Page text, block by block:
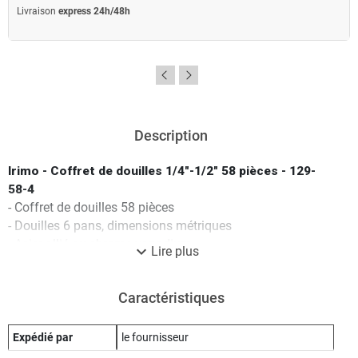
Livraison express 24h/48h
Description
Irimo - Coffret de douilles 1/4"-1/2" 58 pièces - 129-
58-4
- Coffret de douilles 58 pièces
- Douilles 6 pans, dimensions métriques
- Acier allié au chrome vanadium
- Coffret en polyéthylène haute densité
Caractéristiques techniques :
Nombre de pièces : 58
expand_more Lire plus
Caractéristiques
Expédié par le fournisseur